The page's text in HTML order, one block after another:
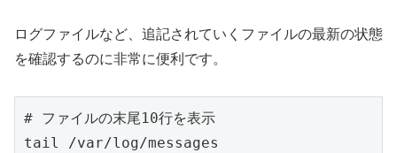
ログファイルなど、追記されていくファイルの最新の状態
を確認するのに非常に便利です。
# ファイルの末尾10行を表示
tail /var/log/messages